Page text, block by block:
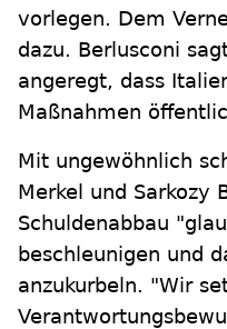
vorlegen. Dem
dazu. Berlusconi
angeregt, dass
Maßnahmen
Mit ungewöhnlich
Merkel und Sarkozy
Schuldenabbau
beschleunigen und
anzukurbeln. "Wir